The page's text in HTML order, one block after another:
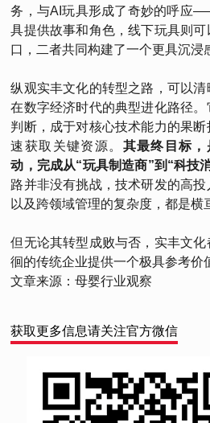
务，与AI玩具形成了奇妙的呼应
具提供故事和角色，线下玩具则
口，二者共同构建了一个更具沉浸
纵观实丰文化的转型之路，可以
在数字经济时代的典型进化路径
判断，成于对核心技术能力的果
速获取关键资源。 其最终目标，
动，完成从“玩具制造商”到“科技
路并非没有挑战，技术研发的高
以及跨领域管理的复杂度，都是横
但无论其转型成败与否，实丰文
徊的传统企业提供一个极具参考价
文章来源：母婴行业观察
获取更多信息请关注官方微信